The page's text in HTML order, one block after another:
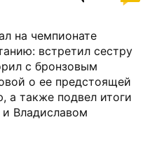
на чемпионате
встретил сестру
с бронзовым
о ее предстоящей
а также подвел итоги
Владиславом